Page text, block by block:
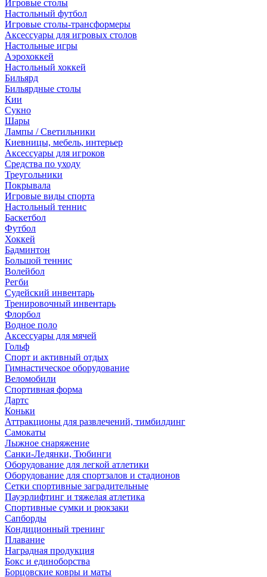
Игровые столы
Настольный футбол
Игровые столы-трансформеры
Аксессуары для игровых столов
Настольные игры
Аэрохоккей
Настольный хоккей
Бильярд
Бильярдные столы
Кии
Сукно
Шары
Лампы / Светильники
Киевницы, мебель, интерьер
Аксессуары для игроков
Средства по уходу
Треугольники
Покрывала
Игровые виды спорта
Настольный теннис
Баскетбол
Футбол
Хоккей
Бадминтон
Большой теннис
Волейбол
Регби
Судейский инвентарь
Тренировочный инвентарь
Флорбол
Водное поло
Аксессуары для мячей
Гольф
Спорт и активный отдых
Гимнастическое оборудование
Веломобили
Спортивная форма
Дартс
Коньки
Аттракционы для развлечений, тимбилдинг
Самокаты
Лыжное снаряжение
Санки-Ледянки, Тюбинги
Оборудование для легкой атлетики
Оборудование для спортзалов и стадионов
Сетки спортивные заградительные
Пауэрлифтинг и тяжелая атлетика
Спортивные сумки и рюкзаки
Сапборды
Кондиционный тренинг
Плавание
Наградная продукция
Бокс и единоборства
Борцовские ковры и маты